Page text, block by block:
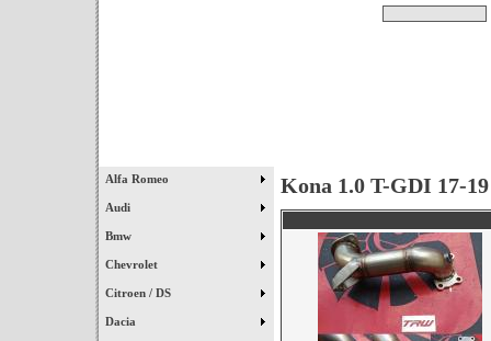
Alfa Romeo
Audi
Bmw
Chevrolet
Citroen / DS
Dacia
Kona 1.0 T-GDI 17-19